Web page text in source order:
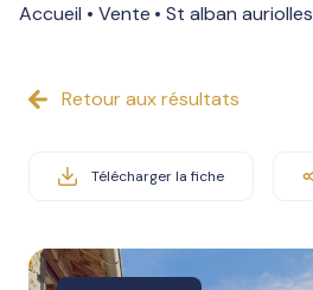
Ange
“BEL
Notre
Annuelles
Saisonnières
Accueil Vente St alban auriolles
Retour aux résultats
Télécharger la fiche